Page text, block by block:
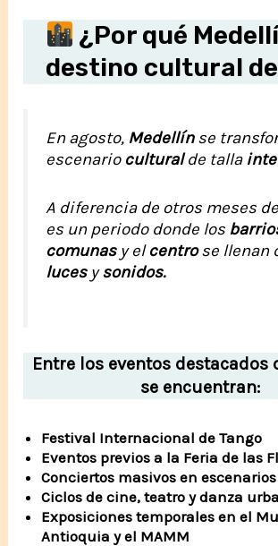
¿Por qué
destino cultural
En agosto, Medellínse
escenario culturalde talla
A diferencia de otros meses
es un periodo donde los
comunasy elcentrose llenan
lucesysonidos.
Entre los eventos destacados
se encuentran:
Festival Internacional de Tango
Eventos previos a la Feria de las
Conciertos masivos en
Ciclos de cine, teatro y danza
Exposiciones temporales en el
Antioquia y el MAMM